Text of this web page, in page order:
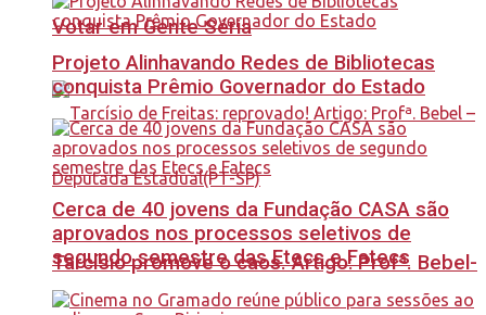
Votar em Gente Séria
Tarcísio promove o caos. Artigo: Profª. Bebel-
Projeto Alinhavando Redes de Bibliotecas
conquista Prêmio Governador do Estado
Cerca de 40 jovens da Fundação CASA são
aprovados nos processos seletivos de
segundo semestre das Etecs e Fatecs